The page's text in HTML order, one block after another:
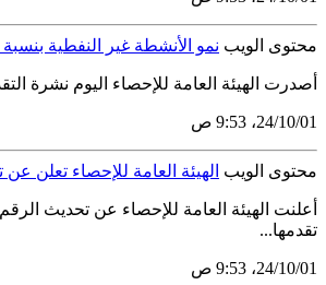
محتوى الويب نمو الأنشطة غير النفطية بنسبة 4.4% خلال الربع الثاني من عام 2024م
أصدرت الهيئة العامة للإحصاء اليوم نشرة التقديرات السريعة لمعدل نمو
01‏/10‏/24، 9:53 ص
محتوى الويب الهيئة العامة للإحصاء تعلن عن
تقدمها...
01‏/10‏/24، 9:53 ص